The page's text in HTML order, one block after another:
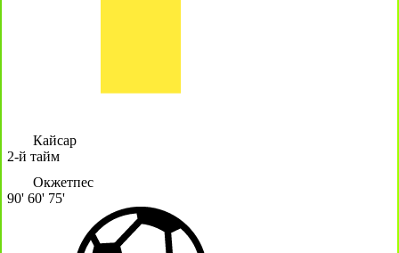
Кайсар
2-й тайм
Окжетпес
90' 60' 75'